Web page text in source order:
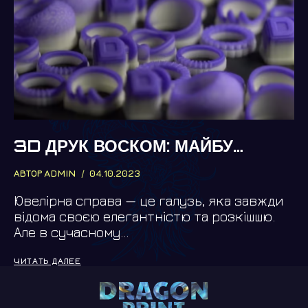
3D ДРУК ВОСКОМ: МАЙБУТНЄ ЮВЕЛІРНОГО МИСТЕЦТВА
АВТОР ADMIN 04.10.2023
Ювелірна справа — це галузь, яка завжди
відома своєю елегантністю та розкішшю.
Але в сучасному…
ЧИТАТЬ ДАЛЕЕ3D
ДРУК
МАЙБУТНЄ
ЮВЕЛІРНОГО
МИСТЕЦТВА